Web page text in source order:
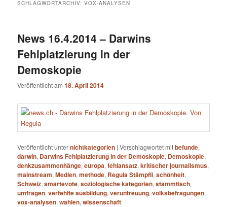
SCHLAGWORTARCHIV:VOX-ANALYSEN
News 16.4.2014 – Darwins
Fehlplatzierung in der
Demoskopie
Veröffentlicht am18. April 2014
Veröffentlicht unternichtkategorien |Verschlagwortet mitbefunde,
darwin, Darwins Fehlplatzierung in der Demoskopie, Demoskopie,
denkzusammenhänge,europa,fehlansatz,kritischer journalismus,
mainstream,Medien,methode, Regula Stämpfli,schönheit,
Schweiz,smartevote,soziologische kategorien,stammtisch,
umfragen,verfehlte ausbildung,veruntreuung,volksbefragungen,
vox-analysen,wahlen,wissenschaft